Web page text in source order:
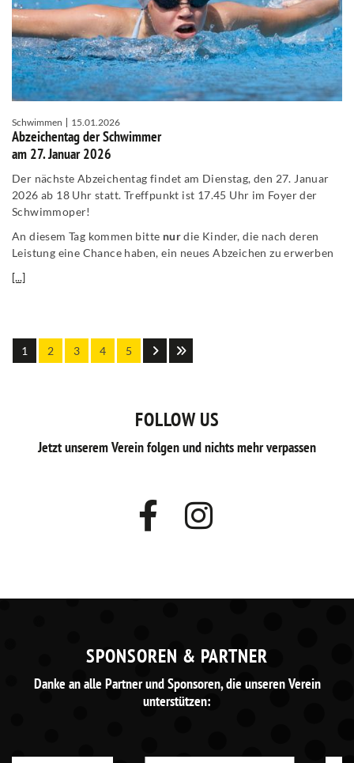
Schwimmen 15.01.2026
Abzeichentag der Schwimmer
am 27. Januar 2026
Der nächste Abzeichentag findet am Dienstag, den 27. Januar
2026 ab 18 Uhr statt. Treffpunkt ist 17.45 Uhr im Foyer der
Schwimmoper!
An diesem Tag kommen bitte nurdie Kinder, die nach deren
Leistung eine Chance haben, ein neues Abzeichen zu erwerben
[...]
1 2 3 4 5
FOLLOW US
Jetzt unserem Verein folgen und nichts mehr verpassen
SPONSOREN & PARTNER
Danke an alle Partner und Sponsoren, die unseren Verein
unterstützen: